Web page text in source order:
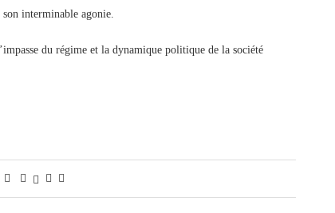
interminable agonie.
du régime et la dynamique politique de la société